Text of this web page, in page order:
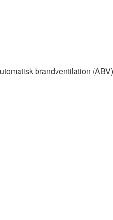
brandventilation (ABV)